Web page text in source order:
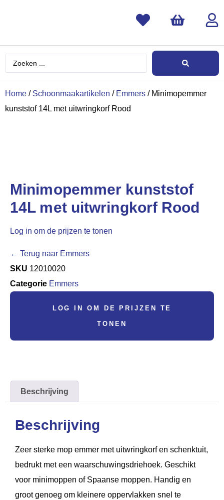
Home / Schoonmaakartikelen / Emmers / Minimopemmer
kunststof 14L met uitwringkorf Rood
Minimopemmer kunststof
14L met uitwringkorf Rood
Log in om de prijzen te tonen
← Terug naar Emmers
SKU 12010020
Categorie Emmers
LOG IN OM DE PRIJZEN TE
TONEN
Beschrijving
Beschrijving
Zeer sterke mop emmer met uitwringkorf en schenktuit,
bedrukt met een waarschuwingsdriehoek. Geschikt
voor minimoppen of Spaanse moppen. Handig en
groot genoeg om kleinere oppervlakken snel te